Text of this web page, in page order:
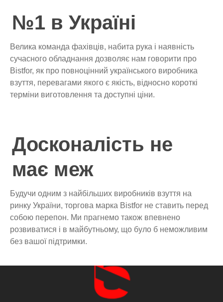
№1 в Україні
Велика команда фахівців, набита рука і наявність
сучасного обладнання дозволяє нам говорити про
Bistfor, як про повноцінний українського виробника
взуття, перевагами якого є якість, відносно короткі
терміни виготовлення та доступні ціни.
Досконалість не
має меж
Будучи одним з найбільших виробників взуття на
ринку України, торгова марка Bistfor не ставить перед
собою перепон. Ми прагнемо також впевнено
розвиватися і в майбутньому, що було б неможливим
без вашої підтримки.